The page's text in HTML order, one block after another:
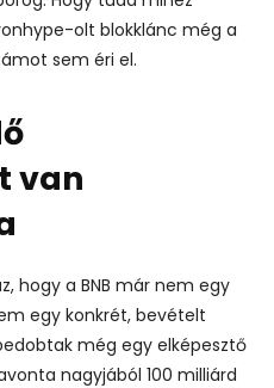
olt blokklánc még a
sem éri el.
van
hogy a BNB már nem egy
egy konkrét, bevételt
még egy elképesztő
nagyjából 100 milliárd